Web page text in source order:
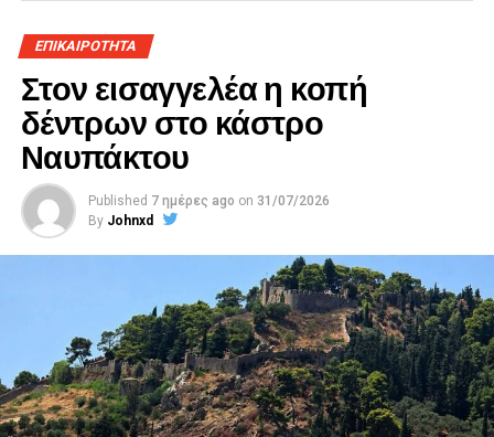
ΕΠΙΚΑΙΡΟΤΗΤΑ
Στον εισαγγελέα η κοπή
δέντρων στο κάστρο
Ναυπάκτου
Published 7 ημέρες ago on 31/07/2026
By Johnxd